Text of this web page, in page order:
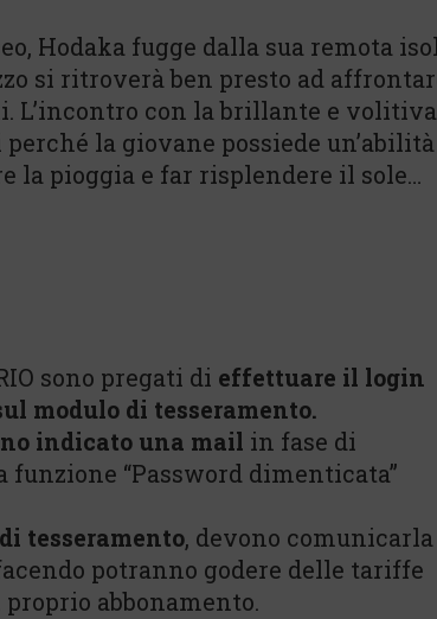
Hodaka fugge dalla sua remota
si ritroverà ben presto ad
L’incontro con la brillante e volitiva
la giovane possiede un’abilità
la pioggia e far risplendere il sole…
sono pregati di effettuare il login
modulo di tesseramento.
indicato una mail in fase di
“Password dimenticata”
tesseramento, devono comunicarla
potranno godere delle tariffe
abbonamento.